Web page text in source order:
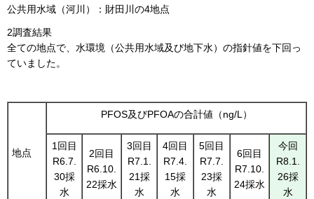
公共用水域（河川）：財田川の4地点
2調査結果
全ての地点で、水環境（公共用水域及び地下水）の指針値を下回っ
ていました。
地点
PFOS及びPFOAの合計値（ng/L）
1回目
R6.7.
30採
水
2回目
R6.10.
22採水
3回目
R7.1.
21採
水
4回目
R7.4.
15採
水
5回目
R7.7.
23採
水
6回目
R7.10.
24採水
今回
R8.1.
26採
水